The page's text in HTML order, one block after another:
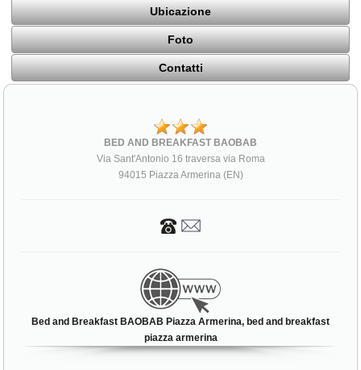
Ubicazione
Foto
Contatti
BED AND BREAKFAST BAOBAB
Via Sant'Antonio 16 traversa via Roma
94015 Piazza Armerina (EN)
Bed and Breakfast BAOBAB Piazza Armerina, bed and breakfast
piazza armerina